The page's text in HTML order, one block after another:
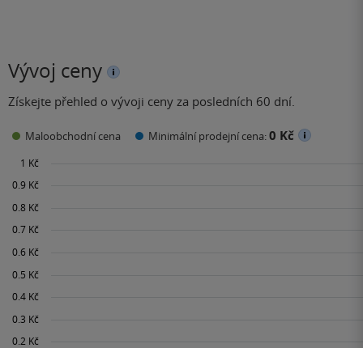
Vývoj ceny
Získejte přehled o vývoji ceny za posledních 60 dní.
Maloobchodní cena Minimální prodejní cena:0 Kč